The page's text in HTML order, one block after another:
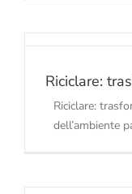
Riciclare:
Riciclare:
dell’ambiente